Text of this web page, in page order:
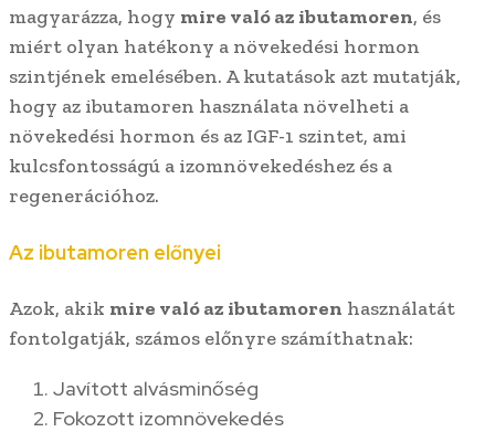
magyarázza, hogy mire való az ibutamoren, és
miért olyan hatékony a növekedési hormon
szintjének emelésében. A kutatások azt mutatják,
hogy az ibutamoren használata növelheti a
növekedési hormon és az IGF-1 szintet, ami
kulcsfontosságú a izomnövekedéshez és a
regenerációhoz.
Az ibutamoren előnyei
Azok, akik mire való az ibutamoren használatát
fontolgatják, számos előnyre számíthatnak:
Javított alvásminőség
Fokozott izomnövekedés